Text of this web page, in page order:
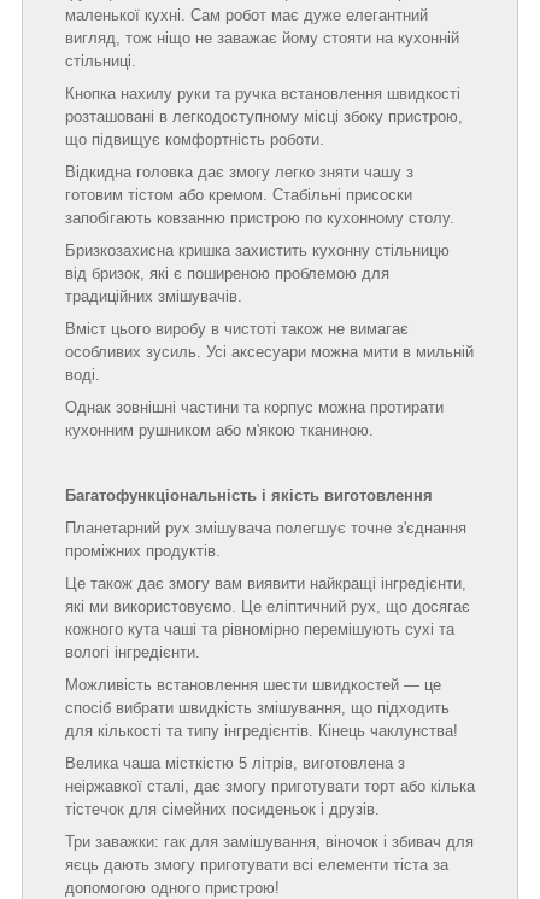
маленької кухні. Сам робот має дуже елегантний
вигляд, тож ніщо не заважає йому стояти на кухонній
стільниці.
Кнопка нахилу руки та ручка встановлення швидкості
розташовані в легкодоступному місці збоку пристрою,
що підвищує комфортність роботи.
Відкидна головка дає змогу легко зняти чашу з
готовим тістом або кремом. Стабільні присоски
запобігають ковзанню пристрою по кухонному столу.
Бризкозахисна кришка захистить кухонну стільницю
від бризок, які є поширеною проблемою для
традиційних змішувачів.
Вміст цього виробу в чистоті також не вимагає
особливих зусиль. Усі аксесуари можна мити в мильній
воді.
Однак зовнішні частини та корпус можна протирати
кухонним рушником або м'якою тканиною.
Багатофункціональність і якість виготовлення
Планетарний рух змішувача полегшує точне з'єднання
проміжних продуктів.
Це також дає змогу вам виявити найкращі інгредієнти,
які ми використовуємо. Це еліптичний рух, що досягає
кожного кута чаші та рівномірно перемішують сухі та
вологі інгредієнти.
Можливість встановлення шести швидкостей — це
спосіб вибрати швидкість змішування, що підходить
для кількості та типу інгредієнтів. Кінець чаклунства!
Велика чаша місткістю 5 літрів, виготовлена з
неіржавкої сталі, дає змогу приготувати торт або кілька
тістечок для сімейних посиденьок і друзів.
Три заважки: гак для замішування, віночок і збивач для
яєць дають змогу приготувати всі елементи тіста за
допомогою одного пристрою!